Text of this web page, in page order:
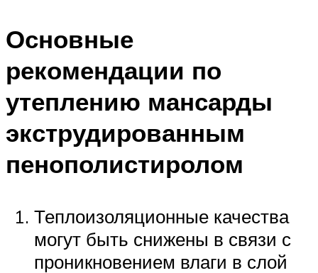
Основные
рекомендации по
утеплению мансарды
экструдированным
пенополистиролом
Теплоизоляционные качества
могут быть снижены в связи с
проникновением влаги в слой